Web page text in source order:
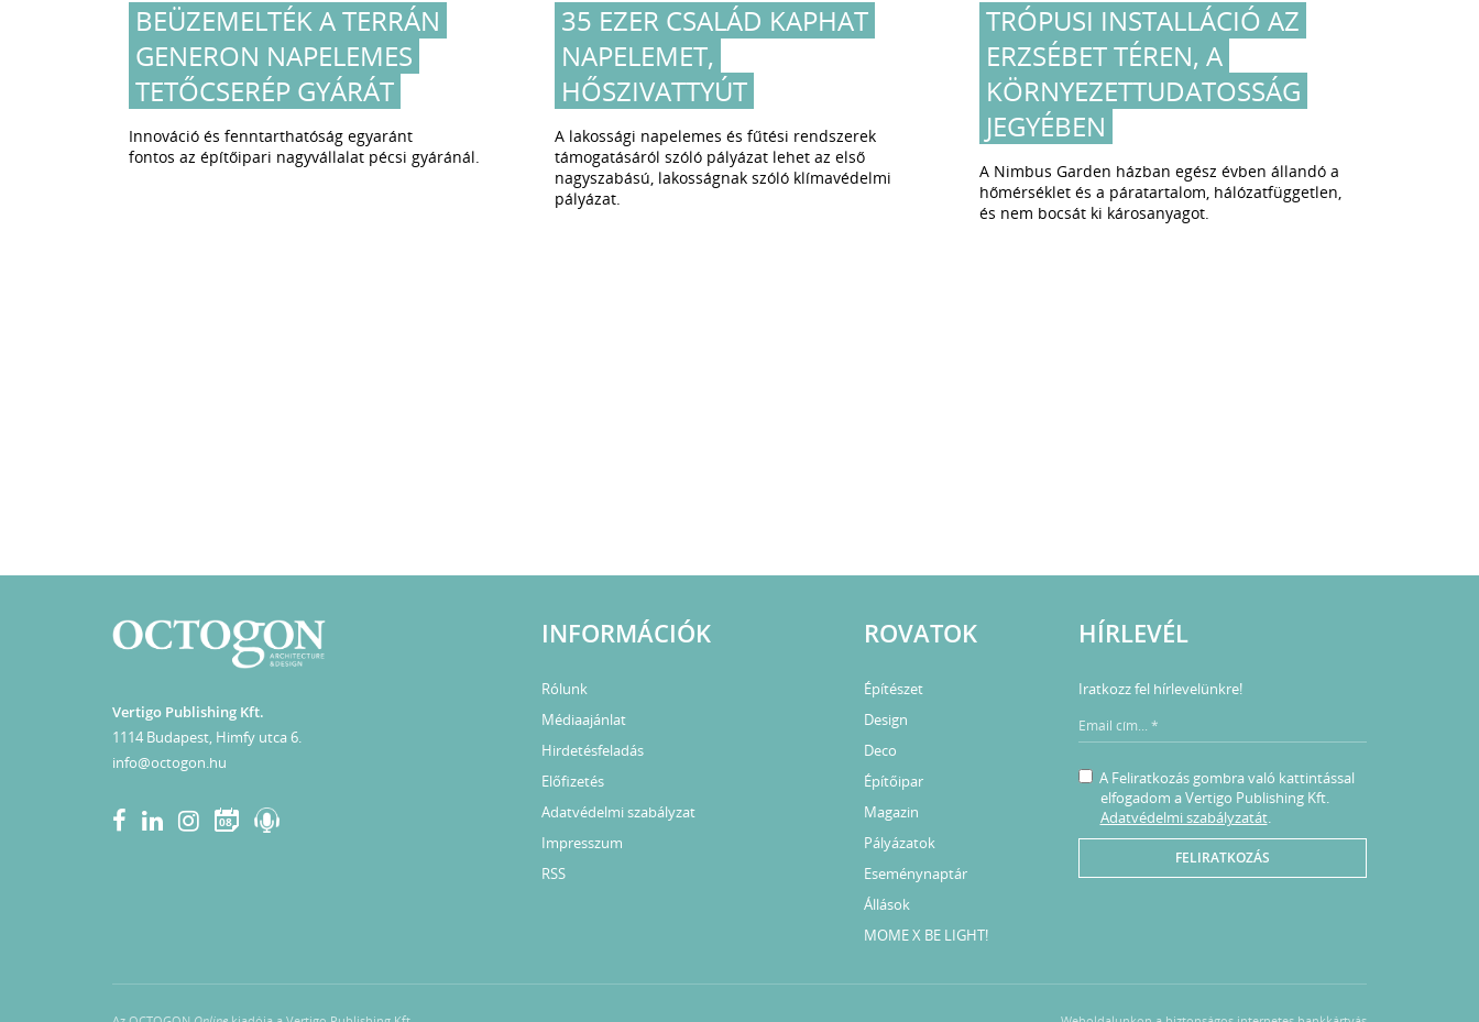
BEÜZEMELTÉK A TERRÁN
GENERON NAPELEMES
TETŐCSERÉP GYÁRÁT
Innováció és fenntarthatóság egyaránt
fontos az építőipari nagyvállalat pécsi gyáránál.
35 EZER CSALÁD KAPHAT
NAPELEMET,
HŐSZIVATTYÚT
A lakossági napelemes és fűtési rendszerek
támogatásáról szóló pályázat lehet az első
nagyszabású, lakosságnak szóló klímavédelmi
pályázat.
TRÓPUSI INSTALLÁCIÓ AZ
ERZSÉBET TÉREN, A
KÖRNYEZETTUDATOSSÁG
JEGYÉBEN
A Nimbus Garden házban egész évben állandó a
hőmérséklet és a páratartalom, hálózatfüggetlen,
és nem bocsát ki károsanyagot.
Vertigo Publishing Kft.
1114 Budapest, Himfy utca 6.
info@octogon.hu
08
INFORMÁCIÓK
Rólunk
Médiaajánlat
Hirdetésfeladás
Előfizetés
Adatvédelmi szabályzat
Impresszum
RSS
ROVATOK
Építészet
Design
Deco
Építőipar
Magazin
Pályázatok
Eseménynaptár
Állások
MOME X BE LIGHT!
HÍRLEVÉL
Iratkozz fel hírlevelünkre!
A Feliratkozás gombra való kattintással
elfogadom a Vertigo Publishing Kft.
Adatvédelmi szabályzatát.
FELIRATKOZÁS